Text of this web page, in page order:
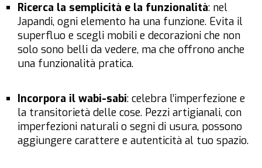
Ricerca la semplicità e la funzionalità: nel
Japandi, ogni elemento ha una funzione. Evita il
superfluo e scegli mobili e decorazioni che non
solo sono belli da vedere, ma che offrono anche
una funzionalità pratica.
Incorpora il wabi-sabi: celebra l’imperfezione e
la transitorietà delle cose. Pezzi artigianali, con
imperfezioni naturali o segni di usura, possono
aggiungere carattere e autenticità al tuo spazio.